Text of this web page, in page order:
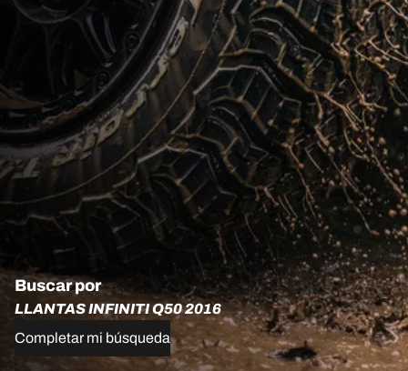
Buscar por
LLANTAS INFINITI Q50 2016
Completar mi búsqueda